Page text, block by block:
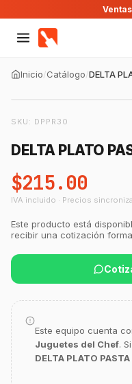
Inicio/Catálogo/
SKU: DPPR30
DELTA PLATO
$215.00
IVA incluido · Precios
Este producto está
recibir una cotización
Este equipo cuenta
Juguetes del Chef.
DELTA PLATO
Asesor
¡Hola Chef!
¿En qué te
Buscar
Ver